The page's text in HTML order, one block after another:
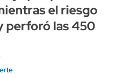
el riesgo
perforó las 450